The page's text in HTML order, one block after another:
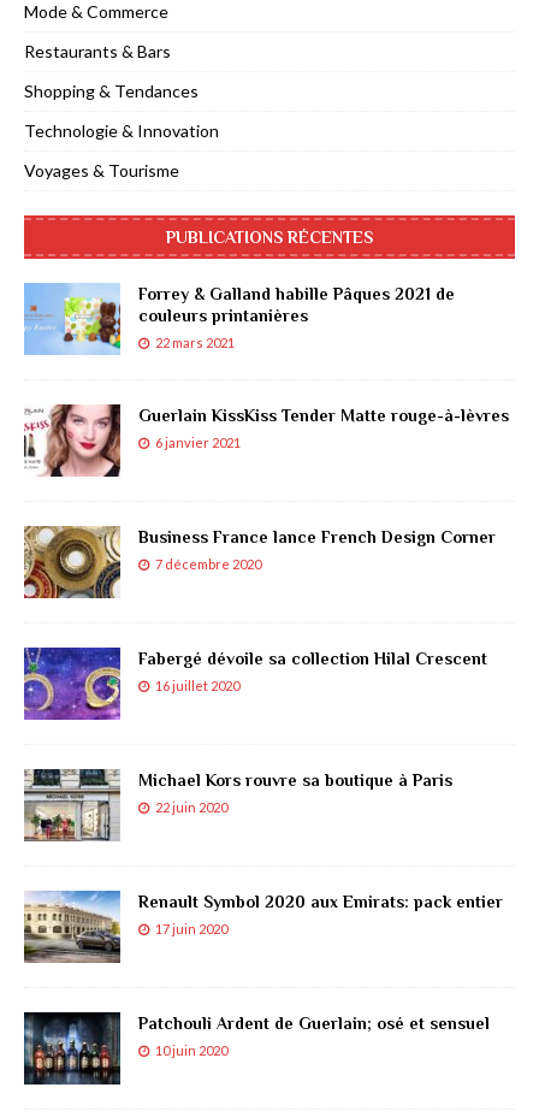
Mode & Commerce
Restaurants & Bars
Shopping & Tendances
Technologie & Innovation
Voyages & Tourisme
PUBLICATIONS RÉCENTES
Forrey & Galland habille Pâques 2021 de
couleurs printanières
22 mars 2021
Guerlain KissKiss Tender Matte rouge-à-lèvres
6 janvier 2021
Business France lance French Design Corner
7 décembre 2020
Fabergé dévoile sa collection Hilal Crescent
16 juillet 2020
Michael Kors rouvre sa boutique à Paris
22 juin 2020
Renault Symbol 2020 aux Emirats: pack entier
17 juin 2020
Patchouli Ardent de Guerlain; osé et sensuel
10 juin 2020